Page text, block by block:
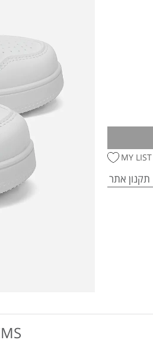
MY LIST
תקנון אתר